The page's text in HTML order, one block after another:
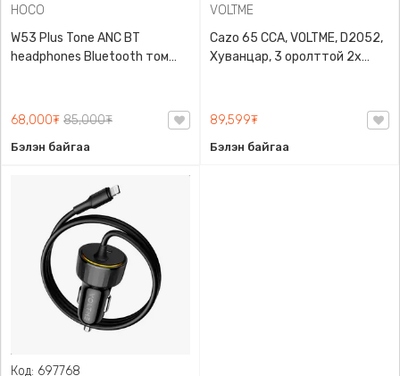
HOCO
W53 Plus Tone ANC BT
headphones Bluetooth том
68,000₮ 85,000₮
Бэлэн байгаа
VOLTME
Cazo 65 CCA, VOLTME, D2052,
Хуванцар, 3 оролттой 2х
89,599₮
Бэлэн байгаа
Код: 697768